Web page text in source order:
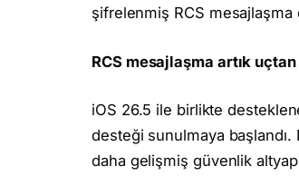
şifrelenmiş RCS mesajlaşma
RCS mesajlaşma artık
iOS 26.5 ile birlikte
desteği sunulmaya başlandı.
daha gelişmiş güvenlik